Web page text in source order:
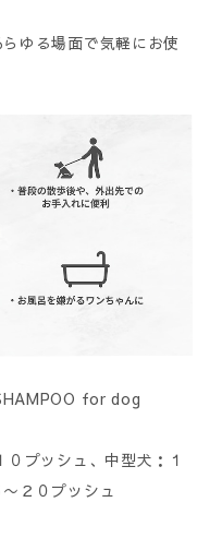
ゆる場面で気軽にお使
for dog
プッシュ、中型犬：１
２０プッシュ